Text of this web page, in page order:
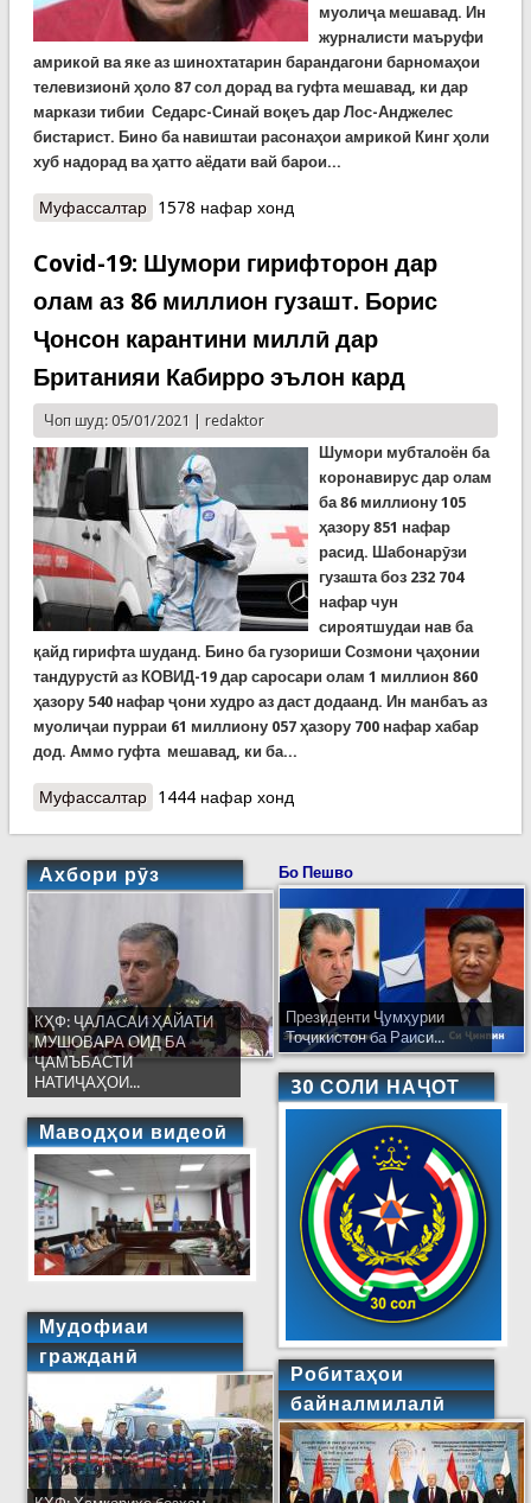
муолиҷа мешавад. Ин
журналисти маъруфи
амрикоӣ ва яке аз шинохтатарин барандагони барномаҳои
телевизионӣ ҳоло 87 сол дорад ва гуфта мешавад, ки дар
маркази тибии Седарс-Синай воқеъ дар Лос-Анджелес
бистарист. Бино ба навиштаи расонаҳои амрикоӣ Кинг ҳоли
хуб надорад ва ҳатто аёдати вай барои...
Муфассалтаро Машҳуртарин барандаи барномаҳои
шуд
1578 нафар хонд
Covid-19: Шумори гирифторон дар
олам аз 86 миллион гузашт. Борис
Ҷонсон карантини миллӣ дар
Британияи Кабирро эълон кард
Чоп шуд: 05/01/2021 | redaktor
Шумори мубталоён ба
коронавирус дар олам
ба 86 миллиону 105
ҳазору 851 нафар
расид. Шабонарӯзи
гузашта боз 232 704
нафар чун
сироятшудаи нав ба
қайд гирифта шуданд. Бино ба гузориши Созмони ҷаҳонии
тандурустӣ аз КОВИД-19 дар саросари олам 1 миллион 860
ҳазору 540 нафар ҷони худро аз даст додаанд. Ин манбаъ аз
муолиҷаи пурраи 61 миллиону 057 ҳазору 700 нафар хабар
дод. Аммо гуфта мешавад, ки ба...
Муфассалтаро Covid-19: Шумори гирифторон дар олам аз 86
1444 нафар хонд
Ахбори рӯз
КҲФ: ҶАЛАСАИ ҲАЙАТИ
МУШОВАРА ОИД БА
ҶАМЪБАСТИ
НАТИҶАҲОИ...
Маводҳои видеоӣ
Мудофиаи
гражданӣ
Бо Пешво
Президенти Ҷумҳурии
Тоҷикистон ба Раиси...
30 СОЛИ НАҶОТ
Робитаҳои
байналмилалӣ